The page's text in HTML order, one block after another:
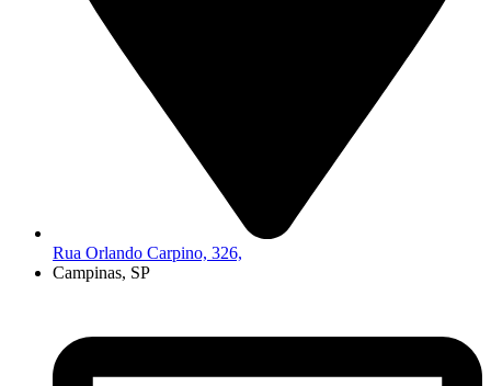
Rua Orlando Carpino, 326,
Campinas, SP